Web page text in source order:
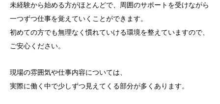
未経験から始める方がほとんどで、周囲のサポートを受けながら
一つずつ仕事を覚えていくことができます。
初めての方でも無理なく慣れていける環境を整えていますので、
ご安心ください。
現場の雰囲気や仕事内容については、
実際に働く中で少しずつ見えてくる部分が多くあります。